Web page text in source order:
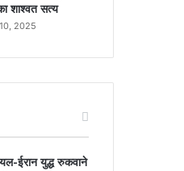
शाश्वत सत्य
2025
ईरान युद्ध रुकवाने